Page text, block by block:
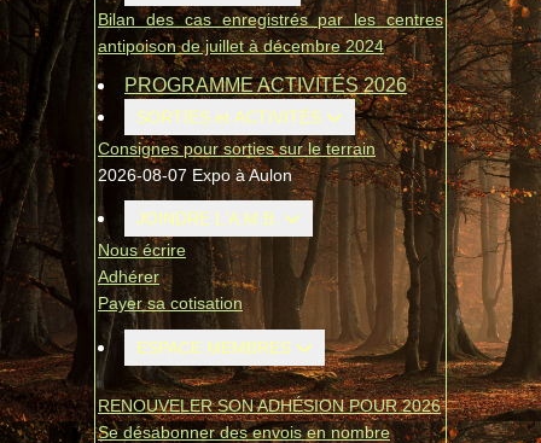
Bilan des cas enregistrés par les centres
antipoison de juillet à décembre 2024
PROGRAMME ACTIVITÉS 2026
SORTIES et ACTIVITÉS
Consignes pour sorties sur le terrain
2026-08-07 Expo à Aulon
JOINDRE L'A.M.B.
Nous écrire
Adhérer
Payer sa cotisation
ESPACE MEMBRES
RENOUVELER SON ADHÉSION POUR 2026
Se désabonner des envois en nombre